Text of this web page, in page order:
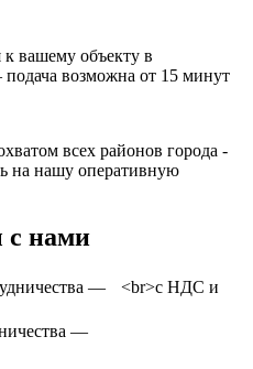
к вашему объекту в
подача возможна от 15 минут
всех районов города -
на нашу оперативную
с нами
—